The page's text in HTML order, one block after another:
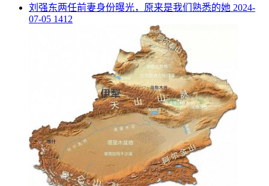
​刘强东两任前妻身份曝光，原来是我们熟悉的她 2024-
07-05 1412